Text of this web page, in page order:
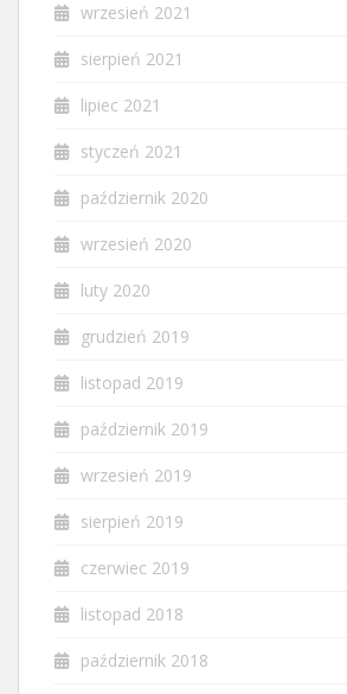
wrzesień 2021
sierpień 2021
lipiec 2021
styczeń 2021
październik 2020
wrzesień 2020
luty 2020
grudzień 2019
listopad 2019
październik 2019
wrzesień 2019
sierpień 2019
czerwiec 2019
listopad 2018
październik 2018